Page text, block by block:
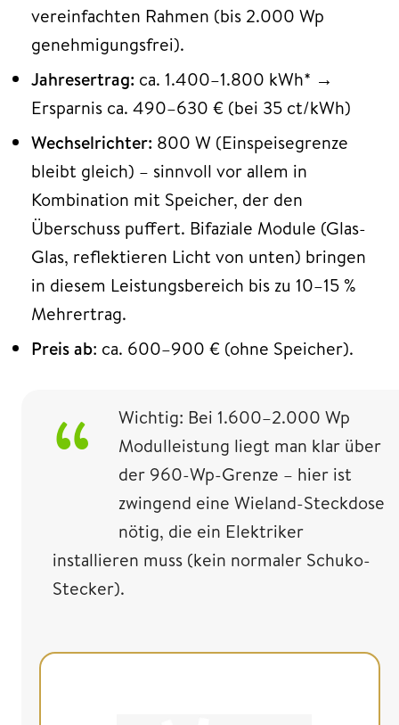
vereinfachten Rahmen (bis 2.000 Wp
genehmigungsfrei).
Jahresertrag: ca. 1.400–1.800 kWh* →
Ersparnis ca. 490–630 € (bei 35 ct/kWh)
Wechselrichter: 800 W (Einspeisegrenze
bleibt gleich) – sinnvoll vor allem in
Kombination mit Speicher, der den
Überschuss puffert. Bifaziale Module (Glas-
Glas, reflektieren Licht von unten) bringen
in diesem Leistungsbereich bis zu 10–15 %
Mehrertrag.
Preis ab: ca. 600–900 € (ohne Speicher).
Wichtig: Bei 1.600–2.000 Wp
Modulleistung liegt man klar über
der 960-Wp-Grenze – hier ist
zwingend eine Wieland-Steckdose
nötig, die ein Elektriker
installieren muss (kein normaler Schuko-
Stecker).